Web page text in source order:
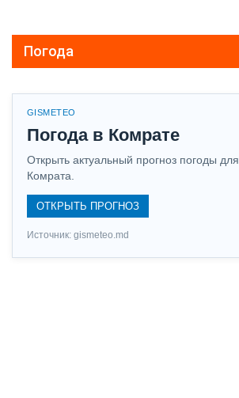
Погода
GISMETEO
Погода в Комрате
Открыть актуальный прогноз погоды для
Комрата.
ОТКРЫТЬ ПРОГНОЗ
Источник: gismeteo.md